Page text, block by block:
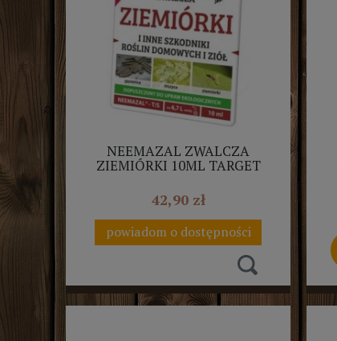
NEEMAZAL ZWALCZA
ZIEMIÓRKI 10ML TARGET
42,90 zł
powiadom o dostępności